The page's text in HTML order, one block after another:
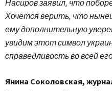
Насиров заявил, что
Хочется верить, что
ему дополнительную
увидим этот символ
справедливость во всей
Янина Соколовская,